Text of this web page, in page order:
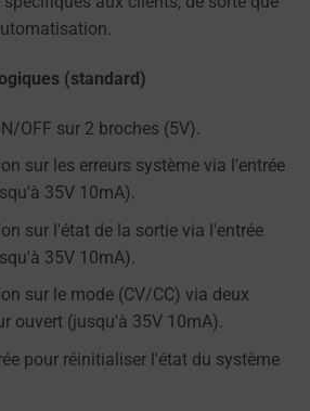
(standard)
OFF sur 2 broches (5V).
sur les erreurs système via l'entrée
35V 10mA).
sur l'état de la sortie via l'entrée
35V 10mA).
sur le mode (CV/CC) via deux
ouvert (jusqu'à 35V 10mA).
pour réinitialiser l'état du système